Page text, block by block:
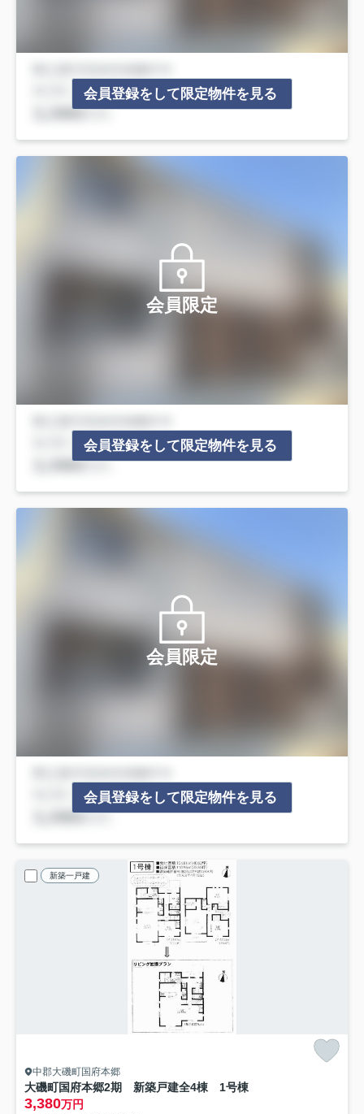
会員登録をして限定物件を見る
会員限定
会員登録をして限定物件を見る
会員限定
会員登録をして限定物件を見る
新築一戸建
中郡大磯町国府本郷
大磯町国府本郷2期 新築戸建全4棟 1号棟
3,380万円